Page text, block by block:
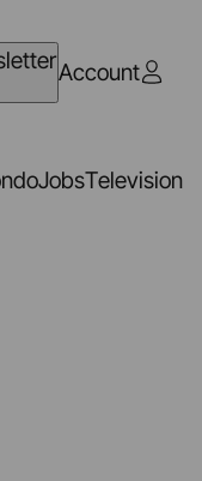
Account
JobsTelevision